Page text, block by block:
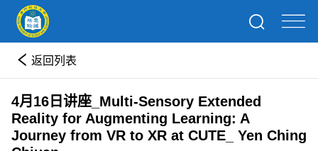
返回列表
4月16日讲座_Multi-Sensory Extended
Reality for Augmenting Learning: A
Journey from VR to XR at CUTE_ Yen Ching